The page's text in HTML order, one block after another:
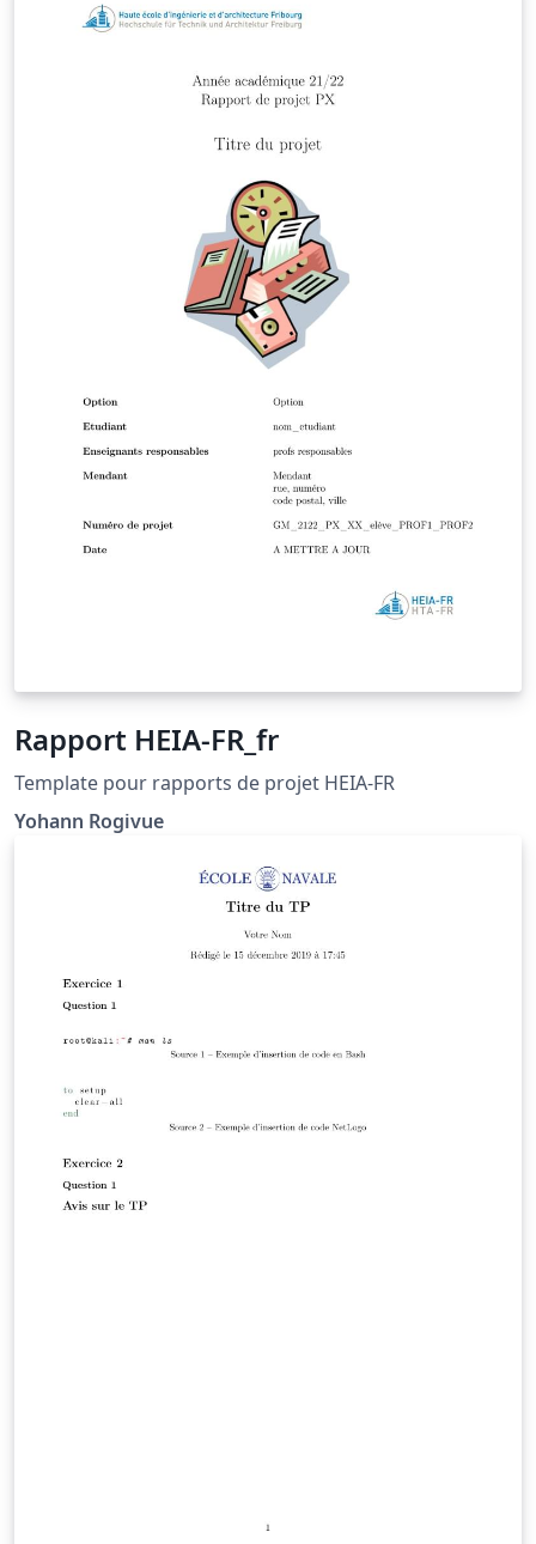
Rapport HEIA-FR_fr
Template pour rapports de projet HEIA-FR
Yohann Rogivue